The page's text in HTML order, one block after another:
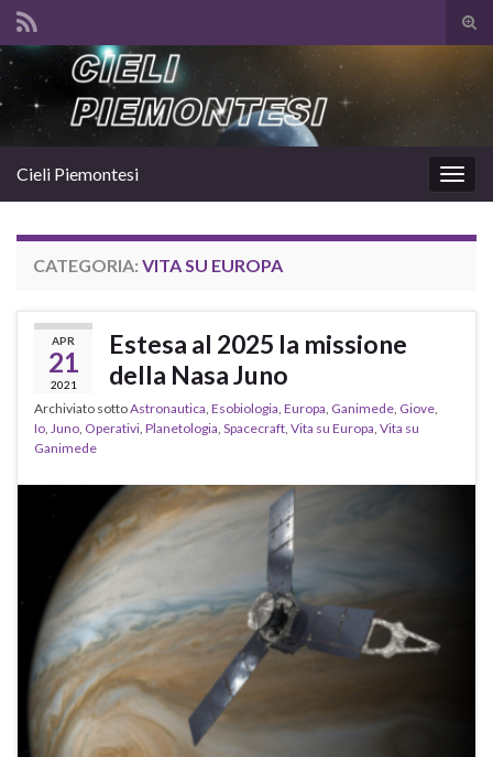
il
Search for:
la
Cieli Piemontesi
CATEGORIA: VITA SU EUROPA
APR
21
2021
Estesa al 2025 la missione
della Nasa Juno
Archiviato sottoAstronautica, Esobiologia, Europa, Ganimede, Giove,
Io, Juno, Operativi, Planetologia, Spacecraft, Vita su Europa, Vita su
Ganimede